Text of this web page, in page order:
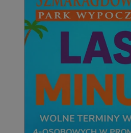
VISITOR_PRIVACY_METADATA
Google Privacy Policy